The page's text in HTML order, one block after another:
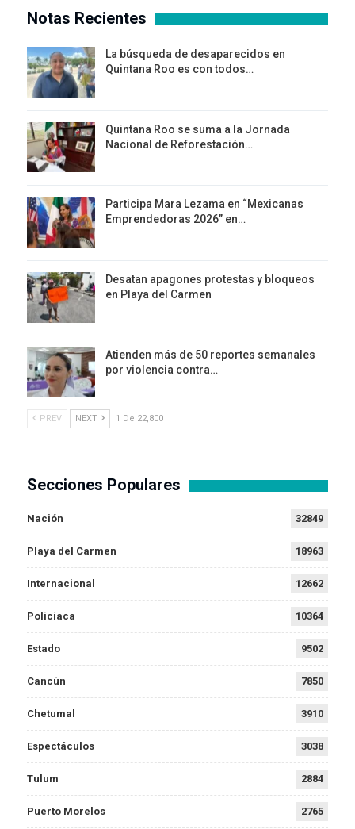
Notas Recientes
La búsqueda de desaparecidos en
Quintana Roo es con todos…
Quintana Roo se suma a la Jornada
Nacional de Reforestación…
Participa Mara Lezama en “Mexicanas
Emprendedoras 2026” en…
Desatan apagones protestas y bloqueos
en Playa del Carmen
Atienden más de 50 reportes semanales
por violencia contra…
PREV NEXT 1 De 22,800
Secciones Populares
Nación 32849
Playa del Carmen 18963
Internacional 12662
Policiaca 10364
Estado 9502
Cancún 7850
Chetumal 3910
Espectáculos 3038
Tulum 2884
Puerto Morelos 2765